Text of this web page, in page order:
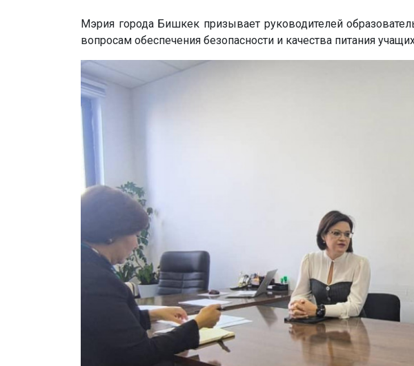
Мэрия города Бишкек призывает руководителей
вопросам обеспечения безопасности и качества питания